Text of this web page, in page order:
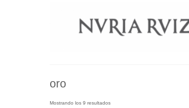
oro
Mostrando los 9 resultados